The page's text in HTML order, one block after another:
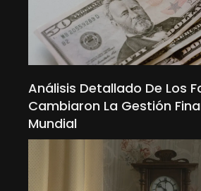
Análisis Detallado De Los
Cambiaron La Gestión
Mundial